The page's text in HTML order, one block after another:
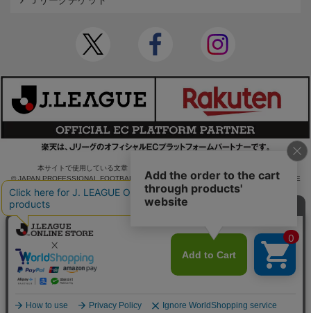
本サイトで使用している文章・画像等の無断での複製・転載を禁止します。
© JAPAN PROFESSIONAL FOOTBALL LEAGUE Rakuten Group, Inc. ALL RIGHTS RE
SERVED.